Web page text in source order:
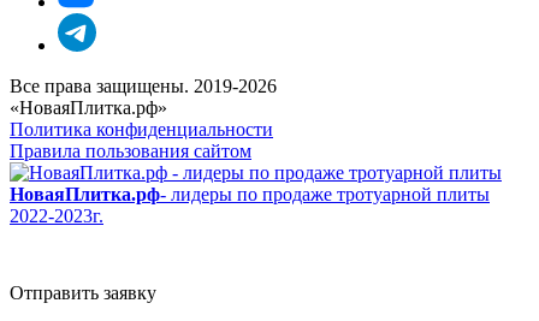
Все права защищены. 2019-2026
«НоваяПлитка.рф»
Политика конфиденциальности
Правила пользования сайтом
НоваяПлитка.рф- лидеры по продаже тротуарной плиты
2022-2023г.
Отправить заявку